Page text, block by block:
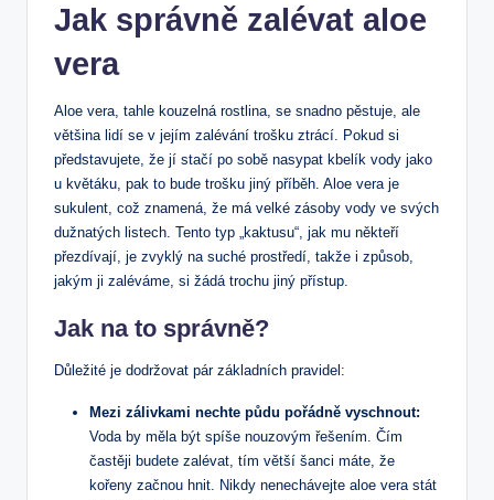
Jak správně zalévat aloe
vera
Aloe vera, tahle kouzelná rostlina, se snadno pěstuje, ale
většina lidí se v jejím zalévání trošku ztrácí. Pokud si
představujete, že jí stačí po sobě nasypat kbelík vody jako
u květáku, pak to bude trošku jiný příběh. Aloe vera je
sukulent, což znamená, že má velké zásoby vody ve svých
dužnatých listech. Tento typ „kaktusu“, jak mu někteří
přezdívají, je zvyklý na suché prostředí, takže i způsob,
jakým ji zaléváme, si žádá trochu jiný přístup.
Jak na to správně?
Důležité je dodržovat pár základních pravidel:
Mezi zálivkami nechte půdu pořádně vyschnout:
Voda by měla být spíše nouzovým řešením. Čím
častěji budete zalévat, tím větší šanci máte, že
kořeny začnou hnit. Nikdy nenechávejte aloe vera stát